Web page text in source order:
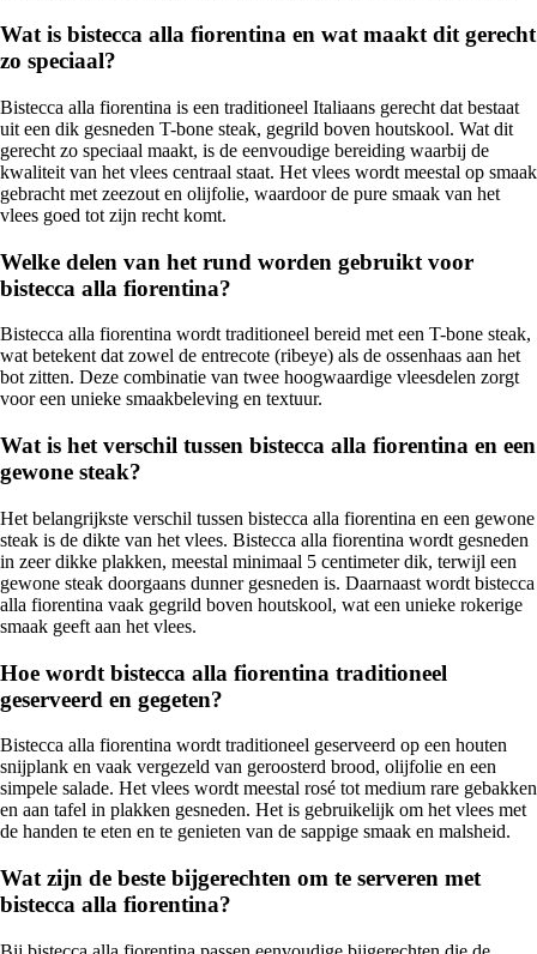
Wat is bistecca alla fiorentina en wat maakt dit gerecht
zo speciaal?
Bistecca alla fiorentina is een traditioneel Italiaans gerecht dat bestaat
uit een dik gesneden T-bone steak, gegrild boven houtskool. Wat dit
gerecht zo speciaal maakt, is de eenvoudige bereiding waarbij de
kwaliteit van het vlees centraal staat. Het vlees wordt meestal op smaak
gebracht met zeezout en olijfolie, waardoor de pure smaak van het
vlees goed tot zijn recht komt.
Welke delen van het rund worden gebruikt voor
bistecca alla fiorentina?
Bistecca alla fiorentina wordt traditioneel bereid met een T-bone steak,
wat betekent dat zowel de entrecote (ribeye) als de ossenhaas aan het
bot zitten. Deze combinatie van twee hoogwaardige vleesdelen zorgt
voor een unieke smaakbeleving en textuur.
Wat is het verschil tussen bistecca alla fiorentina en een
gewone steak?
Het belangrijkste verschil tussen bistecca alla fiorentina en een gewone
steak is de dikte van het vlees. Bistecca alla fiorentina wordt gesneden
in zeer dikke plakken, meestal minimaal 5 centimeter dik, terwijl een
gewone steak doorgaans dunner gesneden is. Daarnaast wordt bistecca
alla fiorentina vaak gegrild boven houtskool, wat een unieke rokerige
smaak geeft aan het vlees.
Hoe wordt bistecca alla fiorentina traditioneel
geserveerd en gegeten?
Bistecca alla fiorentina wordt traditioneel geserveerd op een houten
snijplank en vaak vergezeld van geroosterd brood, olijfolie en een
simpele salade. Het vlees wordt meestal rosé tot medium rare gebakken
en aan tafel in plakken gesneden. Het is gebruikelijk om het vlees met
de handen te eten en te genieten van de sappige smaak en malsheid.
Wat zijn de beste bijgerechten om te serveren met
bistecca alla fiorentina?